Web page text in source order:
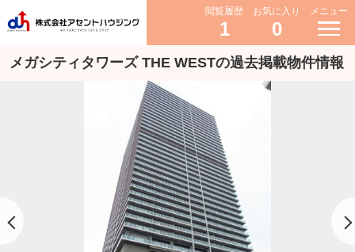
閲覧履歴
1
お気に入り
0
メニュー
メガシティタワーズ THE WESTの過去掲載物件情報